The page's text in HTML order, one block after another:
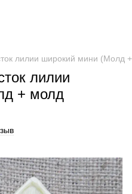
лилии широкий мини (Молд
лилии
+ молд